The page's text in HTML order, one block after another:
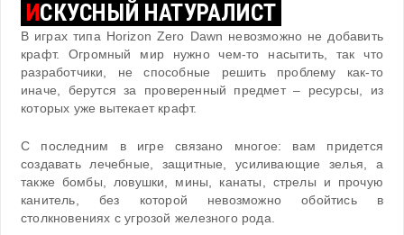
ИСКУСНЫЙ НАТУРАЛИСТ
В играх типа Horizon Zero Dawn невозможно не добавить
крафт. Огромный мир нужно чем-то насытить, так что
разработчики, не способные решить проблему как-то
иначе, берутся за проверенный предмет – ресурсы, из
которых уже вытекает крафт.
С последним в игре связано многое: вам придется
создавать лечебные, защитные, усиливающие зелья, а
также бомбы, ловушки, мины, канаты, стрелы и прочую
канитель, без которой невозможно обойтись в
столкновениях с угрозой железного рода.